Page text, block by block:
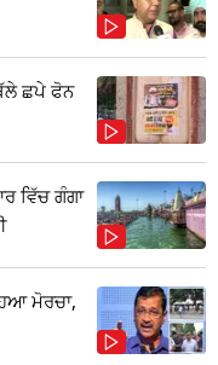
ਛਪੇ ਫੋਨ
ਵਿੱਚ ਗੰਗਾ
ਮੋਰਚਾ,